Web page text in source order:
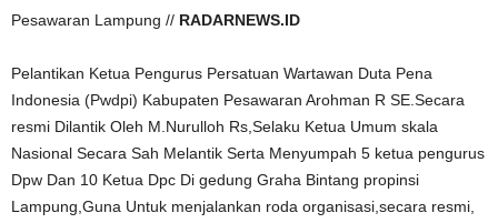
Pesawaran Lampung // RADARNEWS.ID
Pelantikan Ketua Pengurus Persatuan Wartawan Duta Pena
Indonesia (Pwdpi) Kabupaten Pesawaran Arohman R SE.Secara
resmi Dilantik Oleh M.Nurulloh Rs,Selaku Ketua Umum skala
Nasional Secara Sah Melantik Serta Menyumpah 5 ketua pengurus
Dpw Dan 10 Ketua Dpc Di gedung Graha Bintang propinsi
Lampung,Guna Untuk menjalankan roda organisasi,secara resmi,